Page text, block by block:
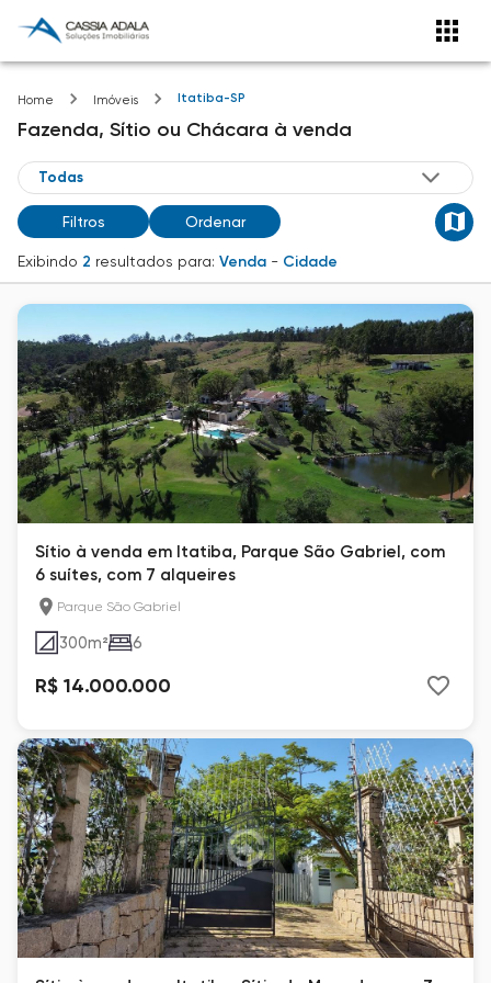
Home Imóveis Itatiba-SP
Fazenda, Sítio ou Chácara à venda
Filtros Ordenar
Exibindo 2 resultados para: Venda - Cidade
Sítio à venda em Itatiba, Parque São Gabriel, com
6 suítes, com 7 alqueires
Parque São Gabriel
300m² 6
R$ 14.000.000